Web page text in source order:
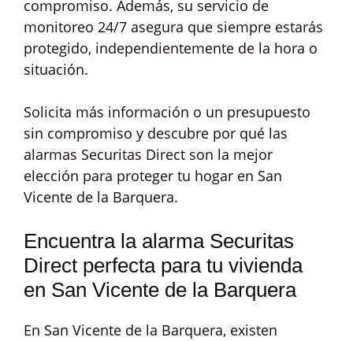
compromiso. Además, su servicio de
monitoreo 24/7 asegura que siempre estarás
protegido, independientemente de la hora o
situación.
Solicita más información o un presupuesto
sin compromiso y descubre por qué las
alarmas Securitas Direct son la mejor
elección para proteger tu hogar en San
Vicente de la Barquera.
Encuentra la alarma Securitas
Direct perfecta para tu vivienda
en San Vicente de la Barquera
En San Vicente de la Barquera, existen